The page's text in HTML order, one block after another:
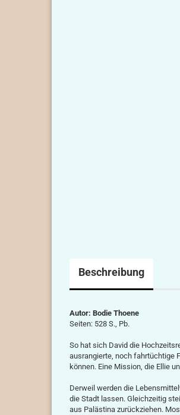
Beschreibung
Autor: Bodie Thoene
Seiten: 528 S., Pb.
So hat sich David die
ausrangierte, noch fahrtüchtige
können. Eine Mission, die Ellie
Derweil werden die
die Stadt lassen. Gleichzeitig
aus Palästina zurückziehen.